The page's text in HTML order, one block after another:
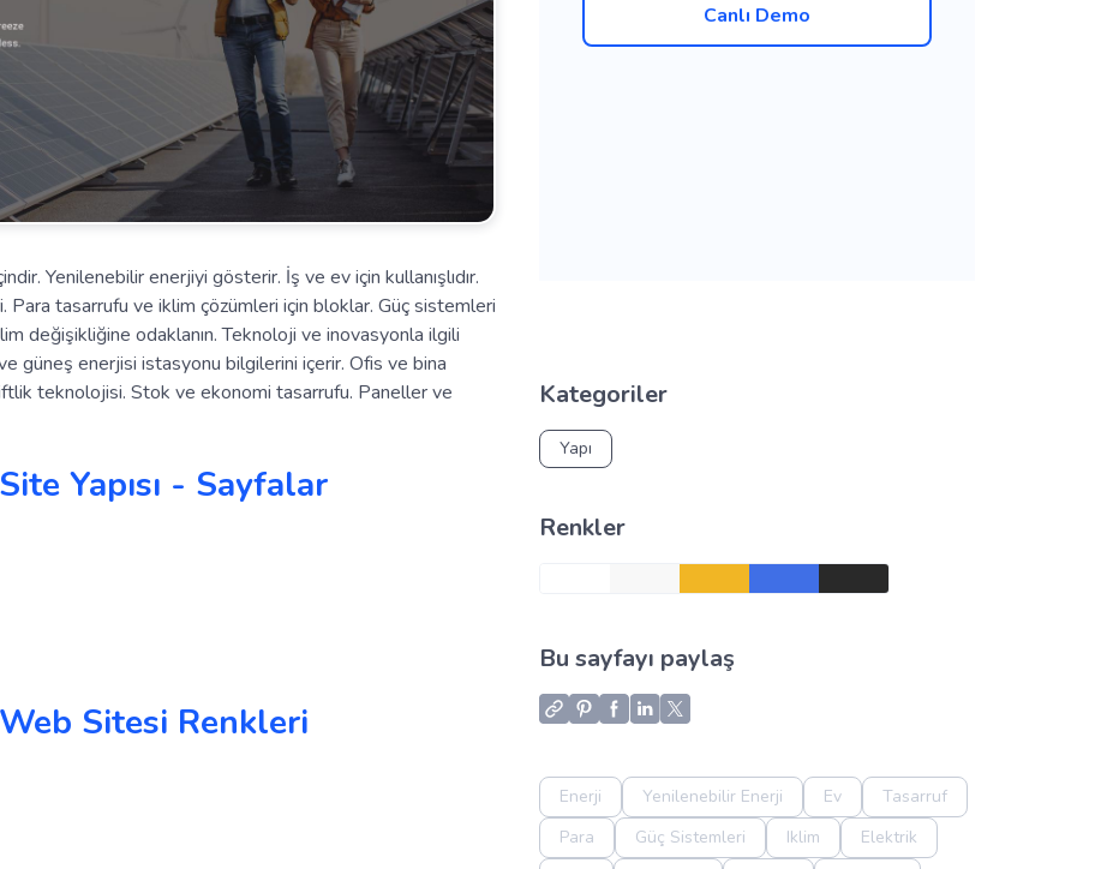
Yenilenebilir enerjiyi gösterir. İş ve ev için kullanışlıdır.
tasarrufu ve iklim çözümleri için bloklar. Güç sistemleri
değişikliğine odaklanın. Teknoloji ve inovasyonla ilgili
güneş enerjisi istasyonu bilgilerini içerir. Ofis ve bina
teknolojisi. Stok ve ekonomi tasarrufu. Paneller ve
Yapısı - Sayfalar
Sitesi Renkleri
Canlı Demo
Kategoriler
Yapı
Renkler
Bu sayfayı paylaş
Enerji Yenilenebilir Enerji Ev
Tasarruf
Para
Güç Sistemleri Iklim
Elektrik